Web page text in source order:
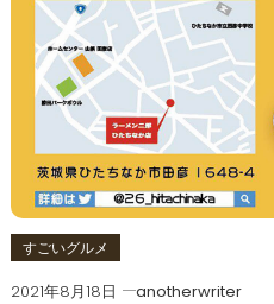
すごいグルメ
2021年8月18日
anotherwriter